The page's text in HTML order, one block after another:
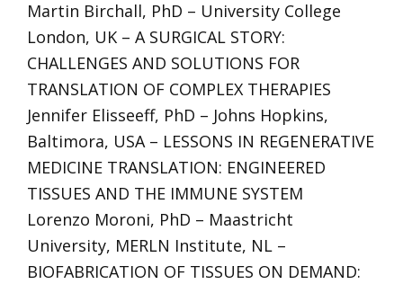
Martin Birchall, PhD – University College
London, UK – A SURGICAL STORY:
CHALLENGES AND SOLUTIONS FOR
TRANSLATION OF COMPLEX THERAPIES
Jennifer Elisseeff, PhD – Johns Hopkins,
Baltimora, USA – LESSONS IN REGENERATIVE
MEDICINE TRANSLATION: ENGINEERED
TISSUES AND THE IMMUNE SYSTEM
Lorenzo Moroni, PhD – Maastricht
University, MERLN Institute, NL –
BIOFABRICATION OF TISSUES ON DEMAND: